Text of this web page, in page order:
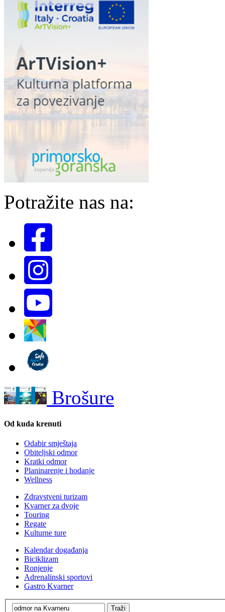
Potražite nas na:
Brošure
Od kuda krenuti
Odabir smještaja
Obiteljski odmor
Kratki odmor
Planinarenje i hodanje
Wellness
Zdravstveni turizam
Kvarner za dvoje
Touring
Regate
Kulturne ture
Kalendar događanja
Biciklizam
Ronjenje
Adrenalinski sportovi
Gastro Kvarner